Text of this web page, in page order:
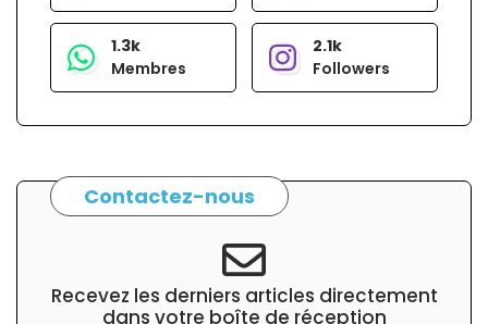
1.3k
Membres
2.1k
Followers
Contactez-nous
Recevez les derniers articles directement
dans votre boîte de réception